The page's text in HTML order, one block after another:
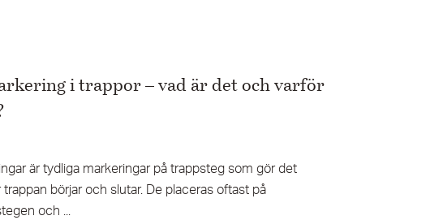
i trappor – vad är det och varför
är tydliga markeringar på trappsteg som gör det
trappan börjar och slutar. De placeras oftast på
och ...